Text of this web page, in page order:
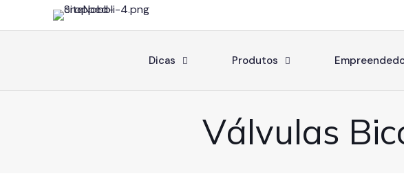
Dicas Produtos
Válvulas